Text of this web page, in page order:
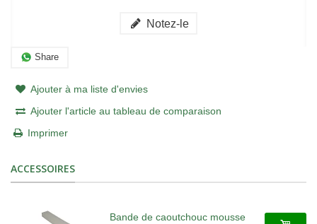
Notez-le
Share
Ajouter à ma liste d'envies
Ajouter l'article au tableau de comparaison
Imprimer
ACCESSOIRES
Bande de caoutchouc mousse